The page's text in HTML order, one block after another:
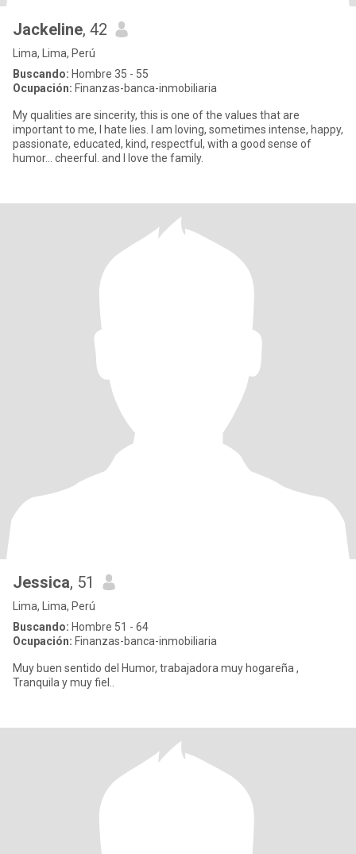
Jackeline, 42
Lima, Lima, Perú
Buscando: Hombre 35 - 55
Ocupación: Finanzas-banca-inmobiliaria
My qualities are sincerity, this is one of the values ​​that are
important to me, I hate lies. I am loving, sometimes intense, happy,
passionate, educated, kind, respectful, with a good sense of
humor... cheerful. and I love the family.
Jessica, 51
Lima, Lima, Perú
Buscando: Hombre 51 - 64
Ocupación: Finanzas-banca-inmobiliaria
Muy buen sentido del Humor, trabajadora muy hogareña ,
Tranquila y muy fiel..